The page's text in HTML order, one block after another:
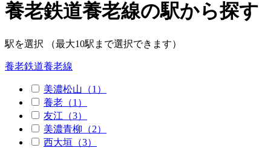
養老鉄道養老線の駅から探す
駅を選択 （最大10駅まで選択できます）
養老鉄道養老線
美濃松山（1）
養老（1）
友江（3）
美濃青柳（2）
西大垣（3）